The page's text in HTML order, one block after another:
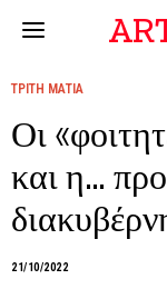
ΤΡΙΤΗ ΜΑΤΙΑ
Οι
και η…
21/10/2022